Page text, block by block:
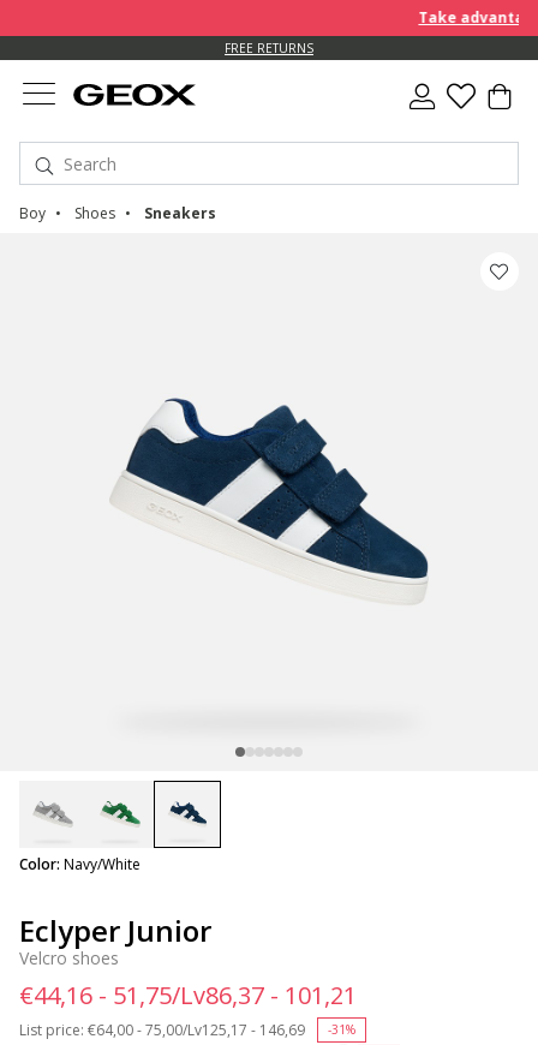
Take advantage
FREE RETURNS
Boy Shoes Sneakers
Eclyper Junior
Velcro shoes
€44,16 - 51,75/Lv86,37 - 101,21
List price: Price reduced from
€64,00 - 75,00/Lv125,17 - 146,69 -31%
Color: Navy/White